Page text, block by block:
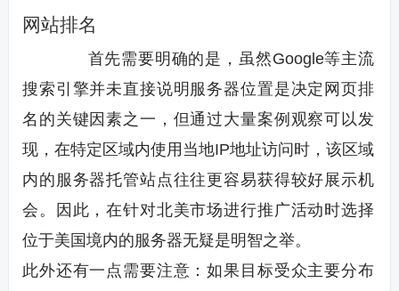
网站排名
首先需要明确的是，虽然Google等主流
搜索引擎并未直接说明服务器位置是决定网页排
名的关键因素之一，但通过大量案例观察可以发
现，在特定区域内使用当地IP地址访问时，该区域
内的服务器托管站点往往更容易获得较好展示机
会。因此，在针对北美市场进行推广活动时选择
位于美国境内的服务器无疑是明智之举。
此外还有一点需要注意：如果目标受众主要分布